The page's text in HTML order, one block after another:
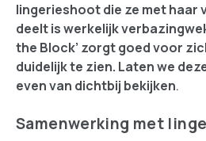
lingerieshoot die ze met haar
deelt is werkelijk
the Block’ zorgt goed voor
duidelijk te zien. Laten we
even van dichtbij bekijken.
Samenwerking met